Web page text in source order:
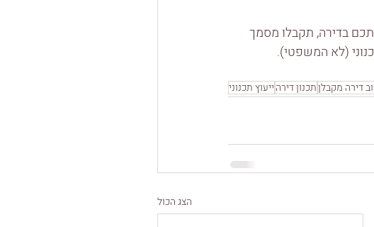
בדירה, תקבלו מסמך
(לא המשפטי).
דירה מקבלןתכנון דירהייעוץ תכנוני
הצג הכול